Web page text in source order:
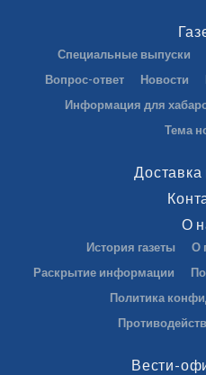
Специальные выпуски
Вопрос-ответ
Новости
Информация для
Тема
Доставка
О
История газеты О
Раскрытие информации
Политика
Вести-